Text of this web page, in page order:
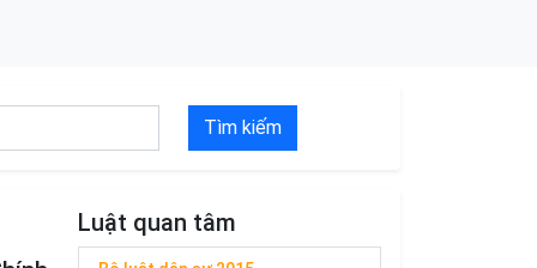
Tìm kiếm
Luật quan tâm